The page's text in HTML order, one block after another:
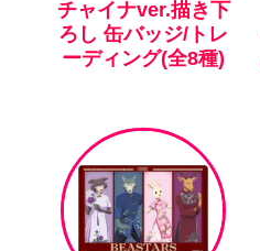
チャイナver.描き下
ろし 缶バッジ/トレ
ーディング(全8種)